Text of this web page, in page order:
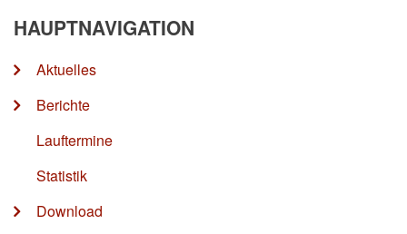
HAUPTNAVIGATION
Aktuelles
Berichte
Lauftermine
Statistik
Download